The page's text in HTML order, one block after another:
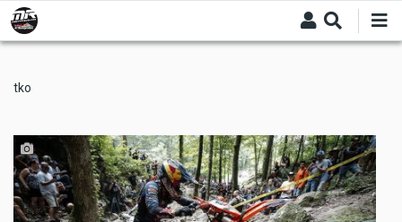
Skip
to
main
tko